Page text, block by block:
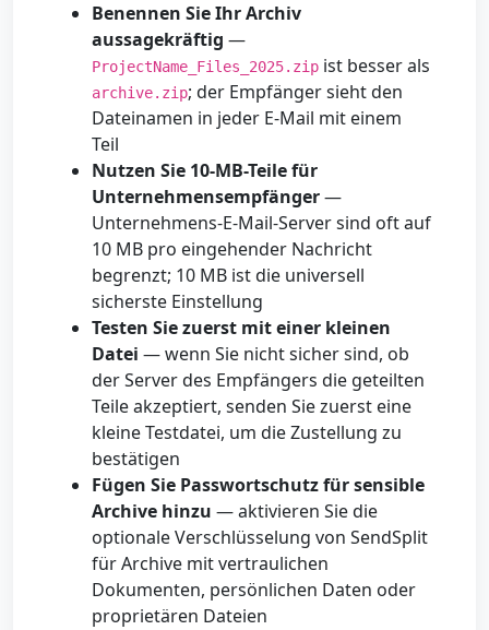
Benennen Sie Ihr Archiv
aussagekräftig —
ProjectName_Files_2025.zip ist besser als
archive.zip; der Empfänger sieht den
Dateinamen in jeder E-Mail mit einem
Teil
Nutzen Sie 10-MB-Teile für
Unternehmensempfänger—
Unternehmens-E-Mail-Server sind oft auf
10 MB pro eingehender Nachricht
begrenzt; 10 MB ist die universell
sicherste Einstellung
Testen Sie zuerst mit einer kleinen
Datei — wenn Sie nicht sicher sind, ob
der Server des Empfängers die geteilten
Teile akzeptiert, senden Sie zuerst eine
kleine Testdatei, um die Zustellung zu
bestätigen
Fügen Sie Passwortschutz für sensible
Archive hinzu — aktivieren Sie die
optionale Verschlüsselung von SendSplit
für Archive mit vertraulichen
Dokumenten, persönlichen Daten oder
proprietären Dateien